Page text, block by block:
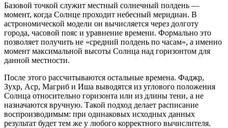
Базовой точкой служит местный солнечный полдень —
момент, когда Солнце проходит небесный меридиан. В
астрономической модели он вычисляется через долготу
города, часовой пояс и уравнение времени. Формально это
позволяет получить не «средний полдень по часам», а именно
момент максимальной высоты Солнца над горизонтом для
данной местности.
После этого рассчитываются остальные времена. Фаджр,
Зухр, Аср, Магриб и Иша выводятся из углового положения
Солнца относительно горизонта или из длины тени, а не
назначаются вручную. Такой подход делает расписание
воспроизводимым: при одинаковых исходных данных
результат будет тем же у любого корректного вычислителя.